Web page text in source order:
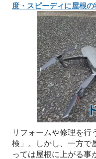
度・スピーディに屋根の
リフォームや修理を行
検」。しかし、一方で
っては屋根に上がる事